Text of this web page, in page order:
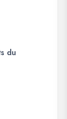
du